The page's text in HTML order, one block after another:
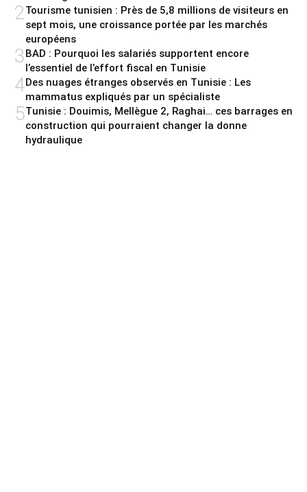
2 Tourisme tunisien : Près de 5,8 millions de visiteurs en
sept mois, une croissance portée par les marchés
européens
3BAD : Pourquoi les salariés supportent encore
l’essentiel de l’effort fiscal en Tunisie
4Des nuages étranges observés en Tunisie : Les
mammatus expliqués par un spécialiste
5Tunisie : Douimis, Mellègue 2, Raghai… ces barrages en
construction qui pourraient changer la donne
hydraulique